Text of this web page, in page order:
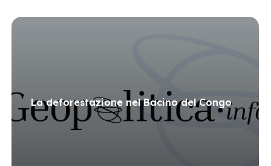
La deforestazione nel Bacino del Congo